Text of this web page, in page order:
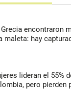
Grecia encontraron
maleta: hay
lideran el 55%
pero pierden